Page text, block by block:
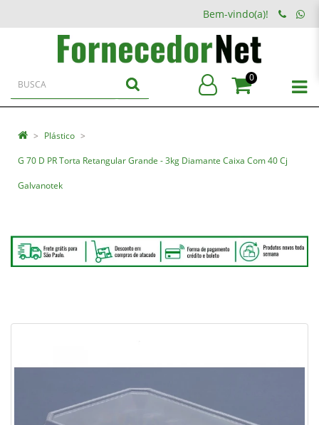
Bem-vindo(a)!
0
Plástico
G 70 D PR Torta Retangular Grande - 3kg Diamante Caixa Com 40 Cj
Galvanotek